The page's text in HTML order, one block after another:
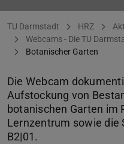
Sie befinden sich hier:
TU Darmstadt HRZ
Webcams - Die TU
Botanischer Garten
Die Webcam
Aufstockung von
botanischen Garten im
Lernzentrum sowie die
B2|01.